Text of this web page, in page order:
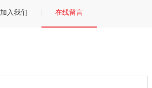
加入我们 在线留言